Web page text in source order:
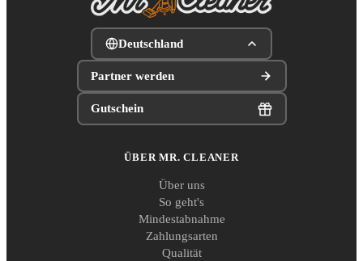
Deutschland
Partner werden
Gutschein
ÜBER MR. CLEANER
Über uns
So geht's
Mindestabnahme
Zahlungsarten
Qualität